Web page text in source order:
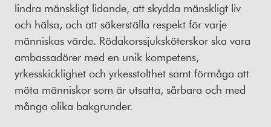
lindra mänskligt lidande, att skydda mänskligt liv
och hälsa, och att säkerställa respekt för varje
människas värde. Rödakorssjuksköterskor ska vara
ambassadörer med en unik kompetens,
yrkesskicklighet och yrkesstolthet samt förmåga att
möta människor som är utsatta, sårbara och med
många olika bakgrunder.